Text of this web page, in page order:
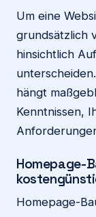
Um eine
grundsätzlich
hinsichtlich
hängt
Kenntnissen,
Homepage-
Homepage-